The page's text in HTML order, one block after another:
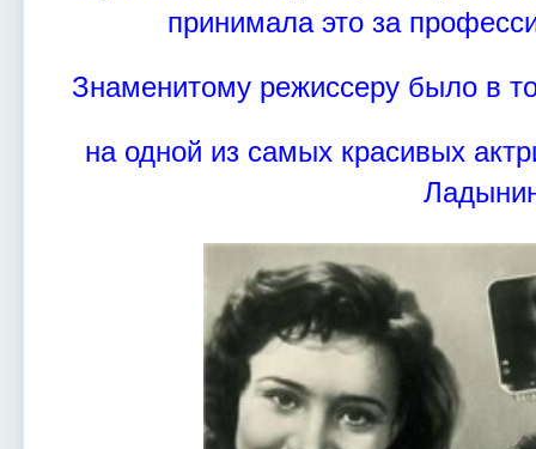
принимала это за
Знаменитому режиссеру было в
на одной из самых красивых